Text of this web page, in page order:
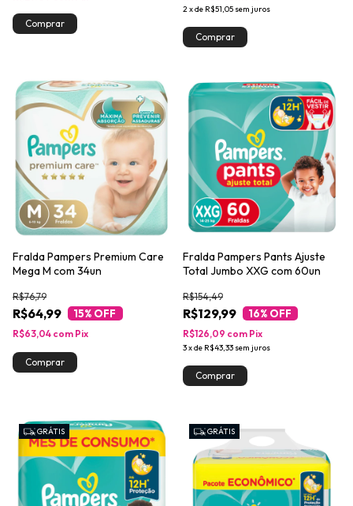
2xde R$51,05 sem juros
Fralda Pampers Premium Care
Mega M com 34un
R$64,99
R$76,79
15% OFF
R$63,04 com Pix
Fralda Pampers Pants Ajuste
Total Jumbo XXG com 60un
R$129,99
R$154,49
16% OFF
3xde R$43,33 sem juros
R$126,09 com Pix
GRÁTIS GRÁTIS